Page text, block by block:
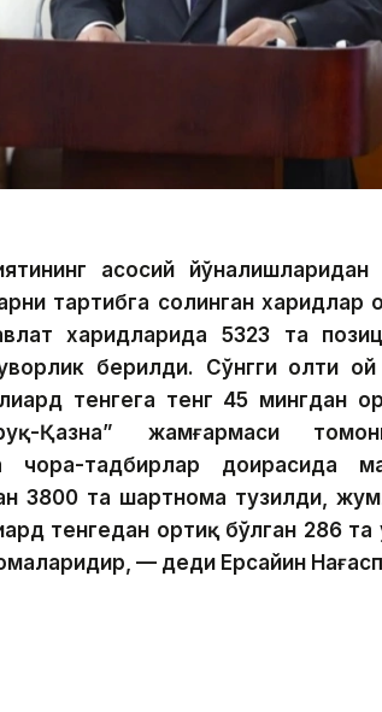
асосий йўналишларидан
тартибга солинган харидлар
харидларида 5323 та
берилди. Сўнгги олти
тенгега тенг 45 мингдан
Қазна” жамғармаси
тадбирлар доирасида
3800 та шартнома тузилди,
тенгедан ортиқ бўлган 286
— деди Ерсайин